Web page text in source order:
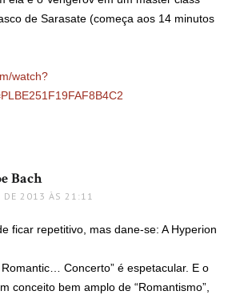
de Sarasate (começa aos 14 minutos
watch?
Bachdisse:
DE 2013 ÀS 21:11
ficar repetitivo, mas dane-se: A Hyperion
Concerto” é espetacular. E o
conceito bem amplo de “Romantismo”,